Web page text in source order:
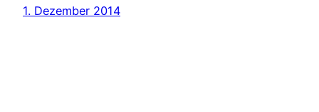
1. Dezember 2014